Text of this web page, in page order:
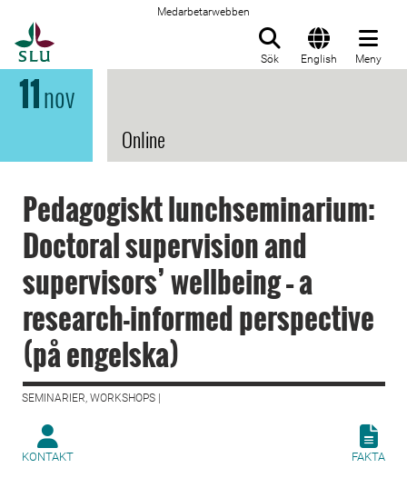
Medarbetarwebben
Sök English Meny
11nov
Online
Pedagogiskt lunchseminarium:
Doctoral supervision and
supervisors’ wellbeing – a
research-informed perspective
(på engelska)
SEMINARIER, WORKSHOPS |
KONTAKT FAKTA